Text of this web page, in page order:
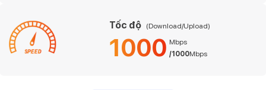
Tốc độ (Download/Upload)
1000 Mbps
/1000Mbps